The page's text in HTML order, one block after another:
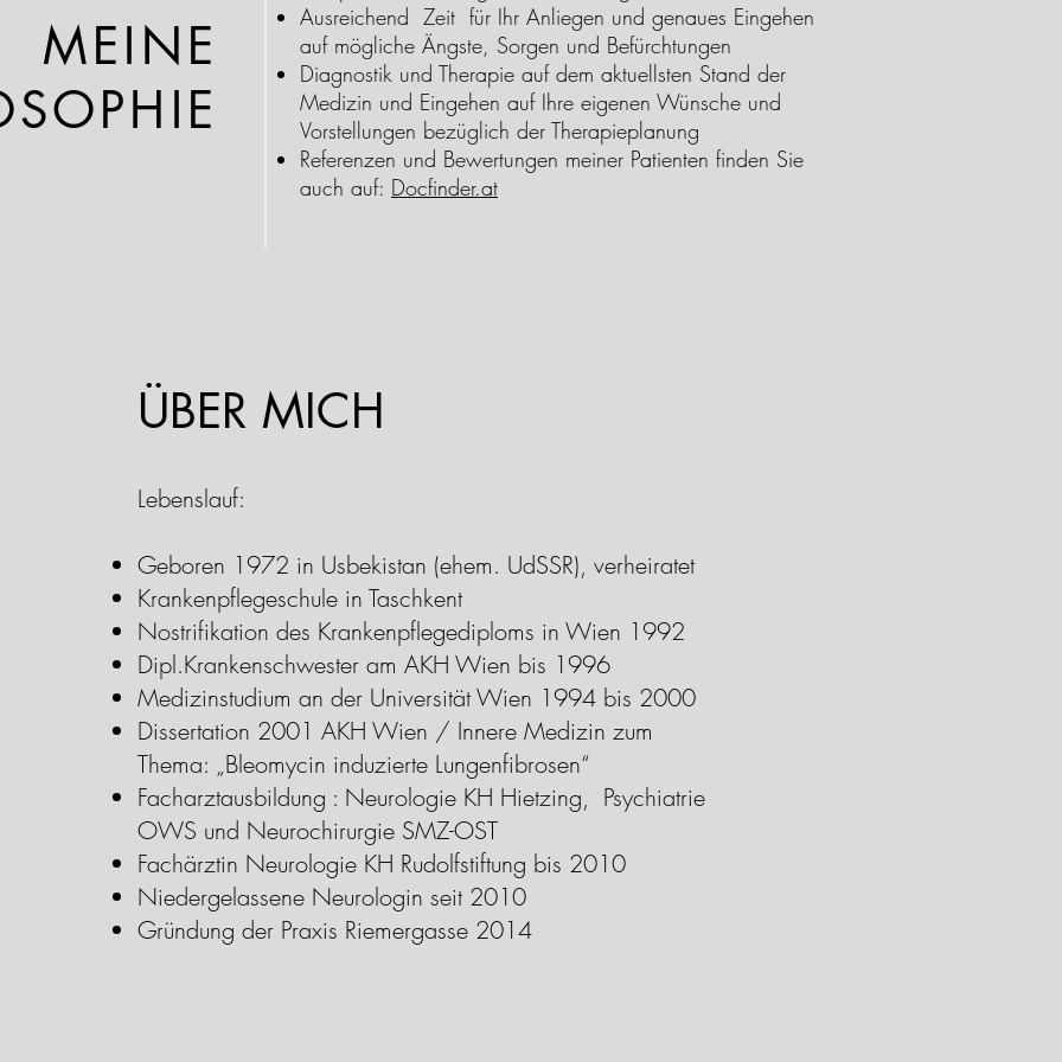
MEINE
Ausreichend Zeit für Ihr Anliegen und genaues Eingehen
auf mögliche Ängste, Sorgen und Befürchtungen
Diagnostik und Therapie auf dem aktuellsten Stand der
Medizin und Eingehen auf Ihre eigenen Wünsche und
Vorstellungen bezüglich der Therapieplanung
Referenzen und Bewertungen meiner Patienten finden Sie
auch auf: Docfinder.at
ÜBER MICH
Lebenslauf:
Geboren 1972 in Usbekistan (ehem. UdSSR), verheiratet
Krankenpflegeschule in Taschkent
Nostrifikation des Krankenpflegediploms in Wien 1992
Dipl.Krankenschwester am AKH Wien bis 1996
Medizinstudium an der Universität Wien 1994 bis 2000
Dissertation 2001 AKH Wien / Innere Medizin zum
Thema: „Bleomycin induzierte Lungenfibrosen“
Facharztausbildung : Neurologie KH Hietzing, Psychiatrie
OWS und Neurochirurgie SMZ-OST
Fachärztin Neurologie KH Rudolfstiftung bis 2010
Niedergelassene Neurologin seit 2010
Gründung der Praxis Riemergasse 2014